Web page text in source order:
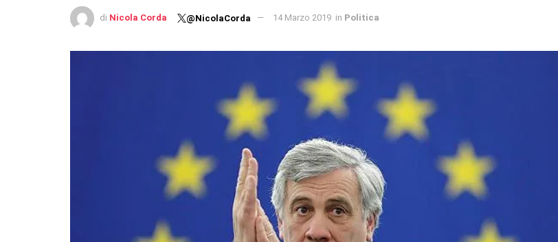
di Nicola Corda @NicolaCorda 14 Marzo 2019 in Politica